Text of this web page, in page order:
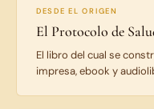
DESDE EL ORIGEN
El Protocolo de
El libro del cual se
impresa, ebook y